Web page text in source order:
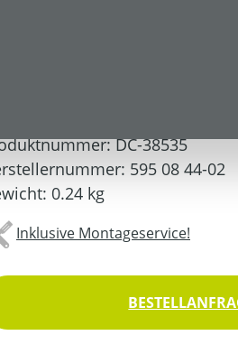
DC-38535
595 08 44-02
0.24 kg
Inklusive Montageservice!